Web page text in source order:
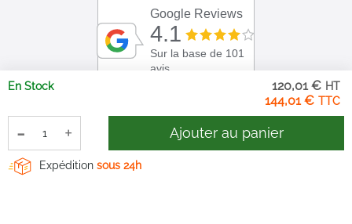
144,01 €
120,01 €
En Stock
- + Ajouter au panier
Expédition sous 24h
Google Reviews
4.1
Sur la base de 101
avis